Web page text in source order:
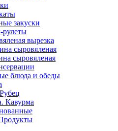
закуски
вырезка
сыровяленая
сыровяленая
блюда и обеды
Кавурма